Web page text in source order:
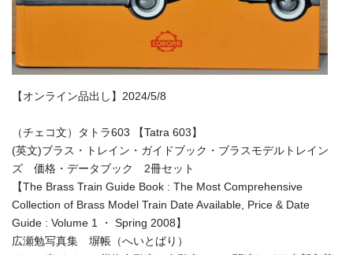
【オンライン品出し】2024/5/8
（チェコ文）タトラ603 【Tatra 603】
(英文)ブラス・トレイン・ガイドブック・ブラスモデルトレイン
ズ 価格・データブック 2冊セット
【The Brass Train Guide Book : The Most Comprehensive
Collection of Brass Model Train Date Available, Price & Date
Guide : Volume 1 ・ Spring 2008】
広瀬勉写真集 塀帳（へいとばり）